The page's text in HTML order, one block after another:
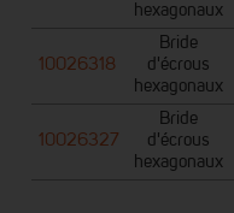
hexagonaux
10026318
Bride
d'écrous
hexagonaux
10026327
Bride
d'écrous
hexagonaux